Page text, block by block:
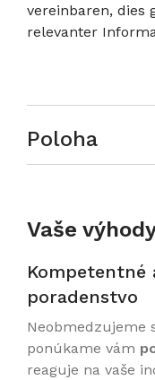
vereinbaren, dies
relevanter
Poloha
Vaše
poradenstvo
Neobmedzujeme
ponúkame vám
reaguje na vaše